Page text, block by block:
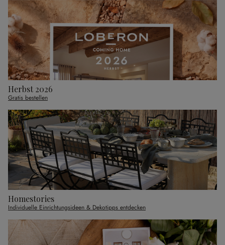
Herbst 2026
Gratis bestellen
Homestories
Individuelle Einrichtungsideen & Dekotipps entdecken